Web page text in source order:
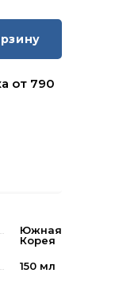
Южная
Корея
150 мл
от 790